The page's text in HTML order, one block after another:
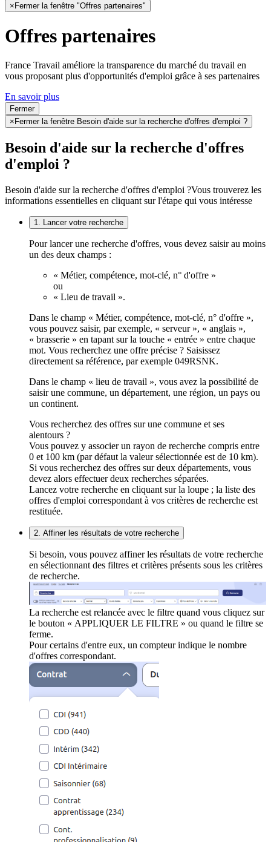
×Fermer la fenêtre "Offres partenaires"
Offres partenaires
France Travail améliore la transparence du marché du travail en
vous proposant plus d'opportunités d'emploi grâce à ses partenaires
En savoir plus
Fermer
× Fermer la fenêtre Besoin d'aide sur la recherche d'offres d'emploi ?
Besoin d'aide sur la recherche d'offres
d'emploi ?
Besoin d'aide sur la recherche d'offres d'emploi ?Vous trouverez les
informations essentielles en cliquant sur l'étape qui vous intéresse
1. Lancer votre recherche
Pour lancer une recherche d'offres, vous devez saisir au moins
un des deux champs :
« Métier, compétence, mot-clé, n° d'offre »
ou
« Lieu de travail ».
Dans le champ « Métier, compétence, mot-clé, n° d'offre »,
vous pouvez saisir, par exemple, « serveur », « anglais »,
« brasserie » en tapant sur la touche « entrée » entre chaque
mot. Vous recherchez une offre précise ? Saisissez
directement sa référence, par exemple 049RSNK.
Dans le champ « lieu de travail », vous avez la possibilité de
saisir une commune, un département, une région, un pays ou
un continent.
Vous recherchez des offres sur une commune et ses
alentours ?
Vous pouvez y associer un rayon de recherche compris entre
0 et 100 km (par défaut la valeur sélectionnée est de 10 km).
Si vous recherchez des offres sur deux départements, vous
devez alors effectuer deux recherches séparées.
Lancez votre recherche en cliquant sur la loupe ; la liste des
offres d'emploi correspondant à vos critères de recherche est
restituée.
2. Affiner les résultats de votre recherche
Si besoin, vous pouvez affiner les résultats de votre recherche
en sélectionnant des filtres et critères présents sous les critères
de recherche.
La recherche est relancée avec le filtre quand vous cliquez sur
le bouton « APPLIQUER LE FILTRE » ou quand le filtre se
ferme.
Pour certains d'entre eux, un compteur indique le nombre
d'offres correspondant.